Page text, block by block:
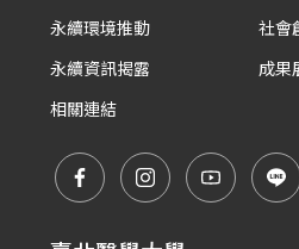
永續環境推動
社會
永續資訊揭露
成果
相關連結